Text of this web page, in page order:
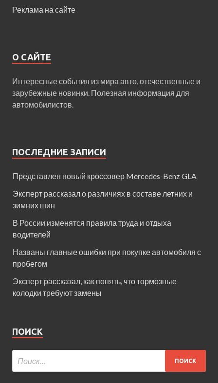
Реклама на сайте
О САЙТЕ
Интересные события из мира авто, отечественные и
зарубежные новинки. Полезная информация для
автомобилистов.
ПОСЛЕДНИЕ ЗАПИСИ
Представлен новый кроссовер Mercedes-Benz GLA
Эксперт рассказал о различиях в составе летних и
зимних шин
В России изменятся правила труда и отдыха
водителей
Названы главные ошибки при покупке автомобиля с
пробегом
Эксперт рассказал, как понять, что тормозные
колодки требуют замены
ПОИСК